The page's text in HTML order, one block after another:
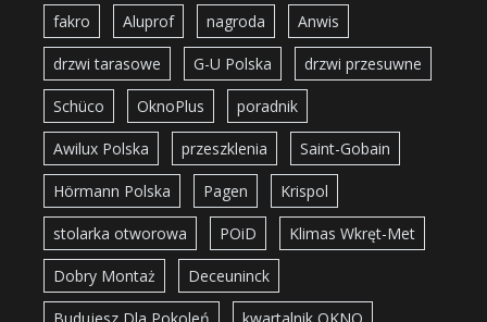
fakro Aluprof nagroda Anwis
drzwi tarasowe G-U Polska drzwi przesuwne
Schüco OknoPlus poradnik
Awilux Polska przeszklenia Saint-Gobain
Hörmann Polska Pagen Krispol
stolarka otworowa POiD Klimas Wkręt-Met
Dobry Montaż Deceuninck